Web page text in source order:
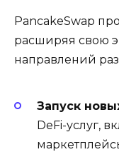
PancakeSwap
расширяя свою
направлений
Запуск
DeFi-услуг,